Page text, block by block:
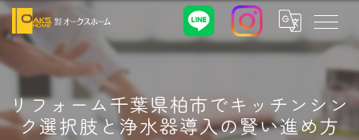
リフォーム千葉県柏市でキッチンシン
ク選択肢と浄水器導入の賢い進め方